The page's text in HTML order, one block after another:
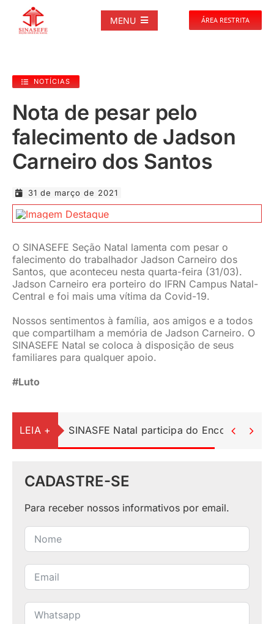
MENU
NOTÍCIAS
PUBLICAÇÕES
DOCUMENTOS
GALERIAS
EVENTOS
JURÍDICO
CLUBE
ÁREA RESTRITA
NOTÍCIAS
Nota de pesar pelo
falecimento de Jadson
Carneiro dos Santos
31 de março de 2021
O SINASEFE Seção Natal lamenta com pesar o
falecimento do trabalhador Jadson Carneiro dos
Santos, que aconteceu nesta quarta-feira (31/03).
Jadson Carneiro era porteiro do IFRN Campus Natal-
Central e foi mais uma vítima da Covid-19.
Nossos sentimentos à família, aos amigos e a todos
que compartilham a memória de Jadson Carneiro. O
SINASEFE Natal se coloca à disposição de seus
familiares para qualquer apoio.
#Luto
LEIA + SINASFE Natal participa do Encontro
 
CADASTRE-SE
Para receber nossos informativos por email.